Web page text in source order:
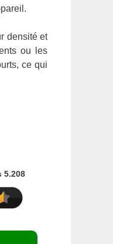
densité et
ou les
ce qui
5.208